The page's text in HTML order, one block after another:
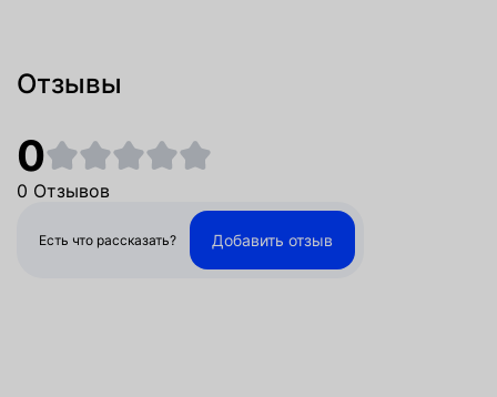
Отзывы
0
0 Отзывов
Есть что рассказать? Добавить отзыв